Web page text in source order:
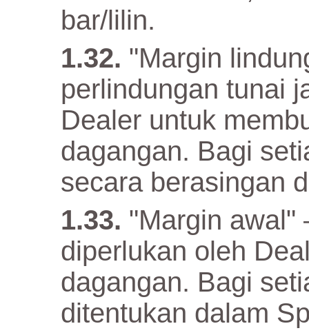
bar/lilin.
"Margin
perlindungan tunai
Dealer untuk
dagangan. Bagi
secara berasingan
"Margin awal"
diperlukan oleh
dagangan. Bagi
ditentukan dalam